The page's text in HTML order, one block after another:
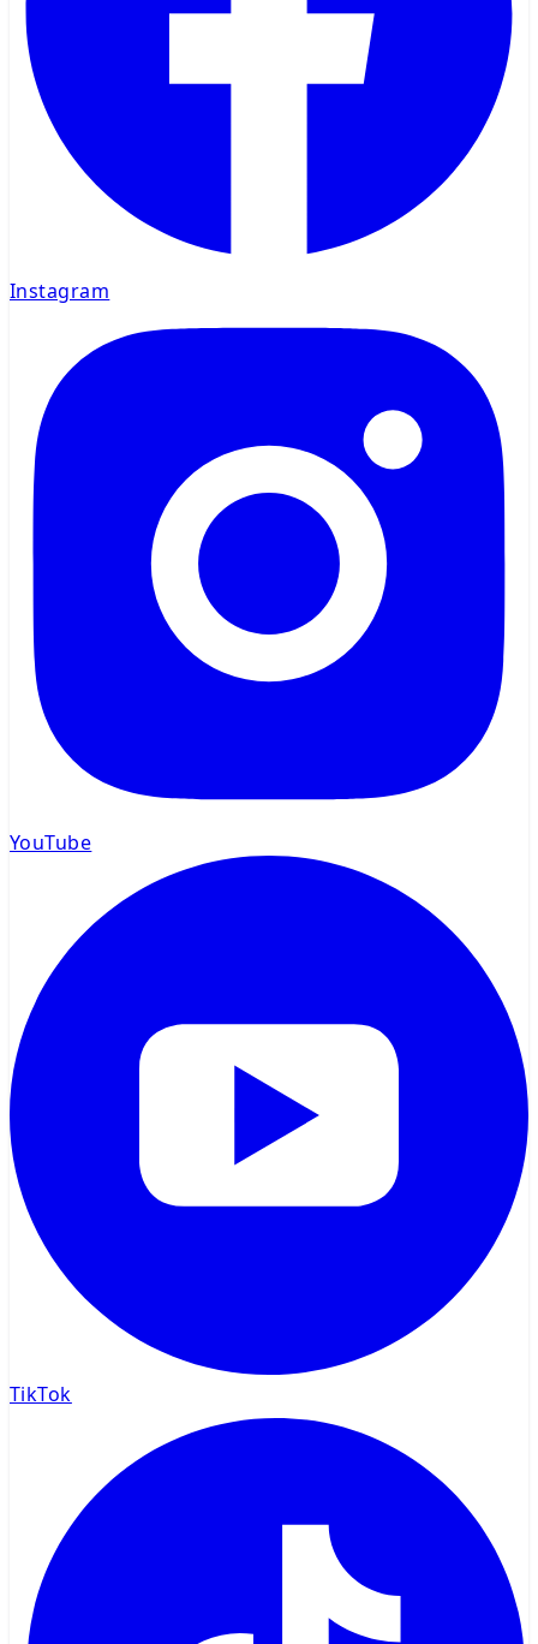
Instagram
YouTube
TikTok